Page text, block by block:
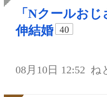
「Nクールお
伸結婚
40
08月10日 12:52 ね